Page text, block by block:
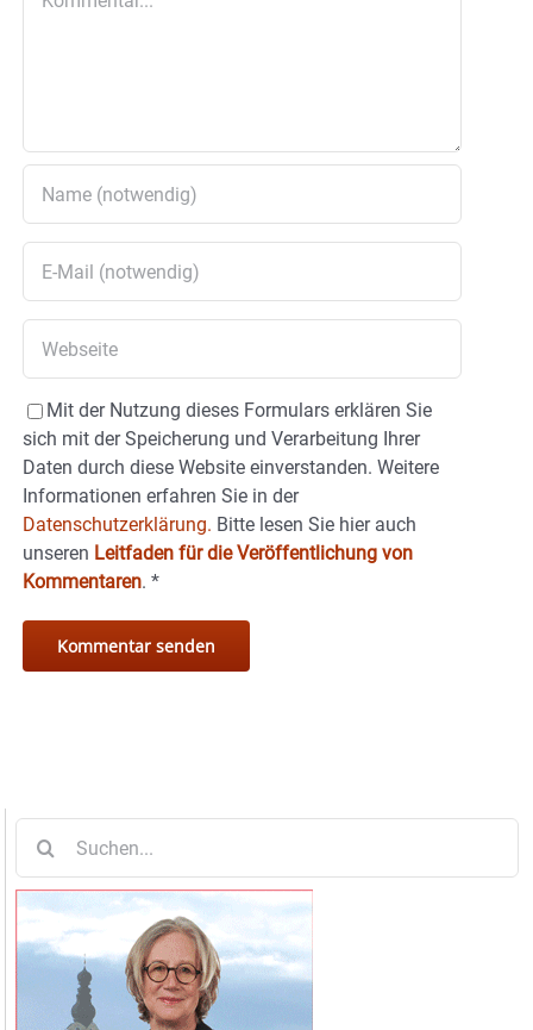
Mit der Nutzung dieses Formulars erklären Sie
sich mit der Speicherung und Verarbeitung Ihrer
Daten durch diese Website einverstanden. Weitere
Informationen erfahren Sie in der
Datenschutzerklärung. Bitte lesen Sie hier auch
unseren Leitfaden für die Veröffentlichung von
Kommentaren. *
nach: